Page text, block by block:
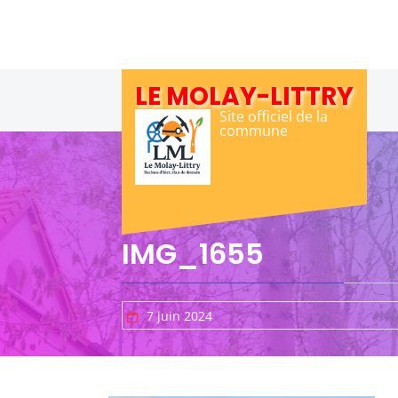
LE MOLAY-LITTRY
Site officiel de la
commune
IMG_1655
7 juin 2024